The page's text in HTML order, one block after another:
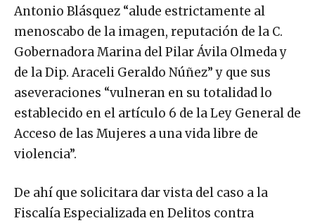
Antonio Blásquez “alude estrictamente al
menoscabo de la imagen, reputación de la C.
Gobernadora Marina del Pilar Ávila Olmeda y
de la Dip. Araceli Geraldo Núñez” y que sus
aseveraciones “vulneran en su totalidad lo
establecido en el artículo 6 de la Ley General de
Acceso de las Mujeres a una vida libre de
violencia”.
De ahí que solicitara dar vista del caso a la
Fiscalía Especializada en Delitos contra